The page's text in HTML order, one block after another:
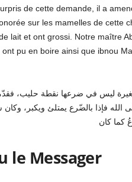
de cette demande, il a
sur les mamelles de cette
lait et ont grossi. Notre maître
ont pu en boire ainsi que ibnou
ليس في ضرعها نقطة حليب،
فإذا بالضّرع يمتلئ ويكبر،
le Messager